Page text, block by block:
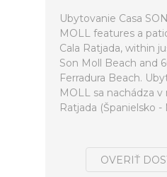
Ubytovanie Casa
MOLL features a
Cala Ratjada, within
Son Moll Beach and
Ferradura Beach.
MOLL sa nachádza v
Ratjada (Španielsko -
OVERIŤ